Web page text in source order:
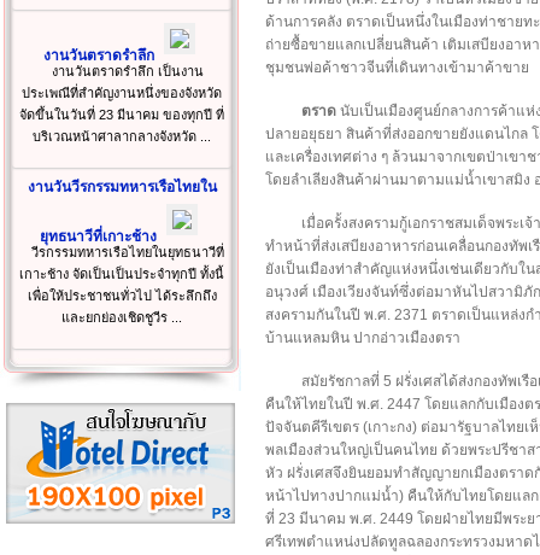
งานวันตราดรำลึก
งานวันตราดรำลึก เป็นงาน
ประเพณีที่สำคัญงานหนึ่งของจังหวัด
จัดขึ้นในวันที่ 23 มีนาคม ของทุกปี ที่
บริเวณหน้าศาลากลางจังหวัด ...
งานวันวีรกรรมทหารเรือไทยใน
ยุทธนาวีที่เกาะช้าง
วีรกรรมทหารเรือไทยในยุทธนาวีที่
เกาะช้าง จัดเป็นเป็นประจำทุกปี ทั้งนี้
เพื่อให้ประชาชนทั่วไป ได้ระลึกถึง
และยกย่องเชิดชูวีร ...
ด้านการคลัง ตราดเป็นหนึ่งในเมืองท่าชายท
ถ่ายซื้อขายแลกเปลี่ยนสินค้า เติมเสบียงอา
ชุมชนพ่อค้าชาวจีนที่เดินทางเข้ามาค้าขาย
ตราด นับเป็นเมืองศูนย์กลางการค้าแห่
ปลายอยุธยา สินค้าที่ส่งออกขายยังแดนไกล
และเครื่องเทศต่าง ๆ ล้วนมาจากเขตป่าเขา
โดยลำเลียงสินค้าผ่านมาตามแม่น้ำเขาสมิง
เมื่อครั้งสงครามกู้เอกราชสมเด็จพระ
ทำหน้าที่ส่งเสบียงอาหารก่อนเคลื่อนกองทัพ
ยังเป็นเมืองท่าสำคัญแห่งหนึ่งเช่นเดียวกับใ
อนุวงศ์ เมืองเวียงจันท์ซึ่งต่อมาหันไปสวา
สงครามกันในปี พ.ศ. 2371 ตราดเป็นแหล่ง
บ้านแหลมหิน ปากอ่าวเมืองตรา
สมัยรัชกาลที่ 5 ฝรั่งเศสได้ส่งกองทัพเ
คืนให้ไทยในปี พ.ศ. 2447 โดยแลกกับเมือง
ปัจจันตคีรีเขตร (เกาะกง) ต่อมารัฐบาลไท
พลเมืองส่วนใหญ่เป็นคนไทย ด้วยพระปรีชาส
หัว ฝรั่งเศสจึงยินยอมทำสัญญายกเมืองตรา
หน้าไปทางปากแม่น้ำ) คืนให้กับไทยโดยแล
ที่ 23 มีนาคม พ.ศ. 2449 โดยฝ่ายไทยมีพระ
ศรีเทพตำแหน่งปลัดทูลฉลองกระทรวงมหาด